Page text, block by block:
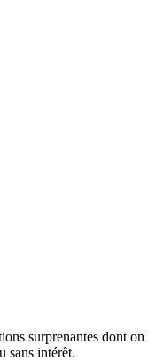
surprenantes dont on
sans intérêt.